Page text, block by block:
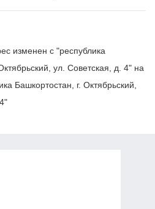
изменен с "республика
ул. Советская, д. 4" на
Башкортостан, г. Октябрьский,